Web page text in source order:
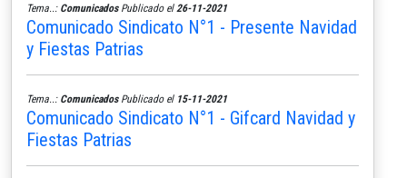
Tema..: ComunicadosPublicado el 26-11-2021
Comunicado Sindicato N°1 - Presente Navidad
y Fiestas Patrias
Tema..: ComunicadosPublicado el 15-11-2021
Comunicado Sindicato N°1 - Gifcard Navidad y
Fiestas Patrias